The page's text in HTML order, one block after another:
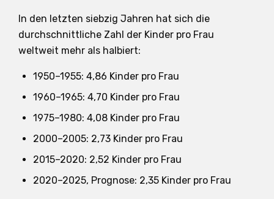
In den letzten siebzig Jahren hat sich die
durchschnittliche Zahl der Kinder pro Frau
weltweit mehr als halbiert:
1950–1955: 4,86 Kinder pro Frau
1960–1965: 4,70 Kinder pro Frau
1975–1980: 4,08 Kinder pro Frau
2000–2005: 2,73 Kinder pro Frau
2015–2020: 2,52 Kinder pro Frau
2020–2025, Prognose: 2,35 Kinder pro Frau